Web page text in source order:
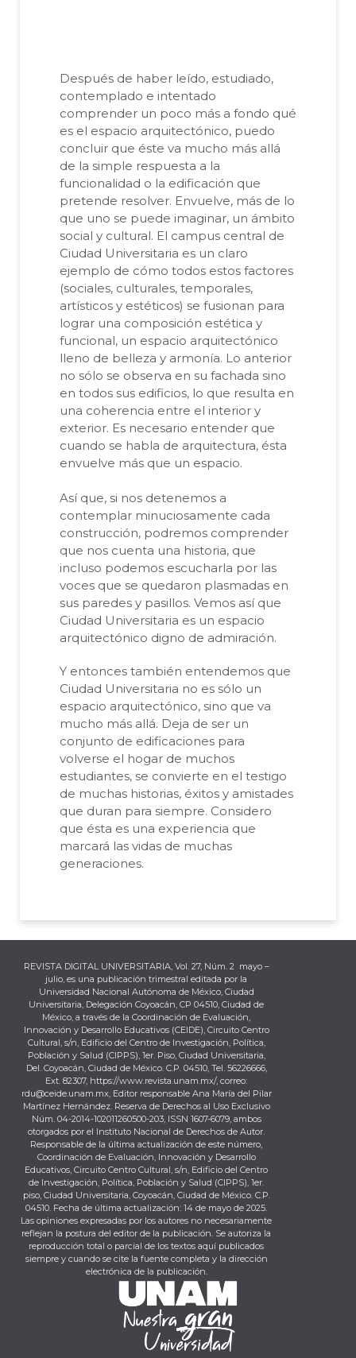
Después de haber leído, estudiado,
contemplado e intentado
comprender un poco más a fondo qué
es el espacio arquitectónico, puedo
concluir que éste va mucho más allá
de la simple respuesta a la
funcionalidad o la edificación que
pretende resolver. Envuelve, más de lo
que uno se puede imaginar, un ámbito
social y cultural. El campus central de
Ciudad Universitaria es un claro
ejemplo de cómo todos estos factores
(sociales, culturales, temporales,
artísticos y estéticos) se fusionan para
lograr una composición estética y
funcional, un espacio arquitectónico
lleno de belleza y armonía. Lo anterior
no sólo se observa en su fachada sino
en todos sus edificios, lo que resulta en
una coherencia entre el interior y
exterior. Es necesario entender que
cuando se habla de arquitectura, ésta
envuelve más que un espacio.
Así que, si nos detenemos a
contemplar minuciosamente cada
construcción, podremos comprender
que nos cuenta una historia, que
incluso podemos escucharla por las
voces que se quedaron plasmadas en
sus paredes y pasillos. Vemos así que
Ciudad Universitaria es un espacio
arquitectónico digno de admiración.
Y entonces también entendemos que
Ciudad Universitaria no es sólo un
espacio arquitectónico, sino que va
mucho más allá. Deja de ser un
conjunto de edificaciones para
volverse el hogar de muchos
estudiantes, se convierte en el testigo
de muchas historias, éxitos y amistades
que duran para siempre. Considero
que ésta es una experiencia que
marcará las vidas de muchas
generaciones.
REVISTA DIGITAL UNIVERSITARIA, Vol. 27, Núm. 2 mayo –
julio, es una publicación trimestral editada por la
Universidad Nacional Autónoma de México, Ciudad
Universitaria, Delegación Coyoacán, CP 04510, Ciudad de
México, a través de la Coordinación de Evaluación,
Innovación y Desarrollo Educativos (CEIDE), Circuito Centro
Cultural, s/n, Edificio del Centro de Investigación, Política,
Población y Salud (CIPPS), 1er. Piso, Ciudad Universitaria,
Del. Coyoacán, Ciudad de México. C.P. 04510, Tel. 56226666,
Ext. 82307, https://www.revista.unam.mx/, correo:
rdu@ceide.unam.mx, Editor responsable Ana María del Pilar
Martínez Hernández. Reserva de Derechos al Uso Exclusivo
Núm. 04-2014-102011260500-203, ISSN 1607-6079, ambos
otorgados por el Instituto Nacional de Derechos de Autor.
Responsable de la última actualización de este número,
Coordinación de Evaluación, Innovación y Desarrollo
Educativos, Circuito Centro Cultural, s/n, Edificio del Centro
de Investigación, Política, Población y Salud (CIPPS), 1er.
piso, Ciudad Universitaria, Coyoacán, Ciudad de México. C.P.
04510. Fecha de última actualización: 14 de mayo de 2025.
Las opiniones expresadas por los autores no necesariamente
reflejan la postura del editor de la publicación. Se autoriza la
reproducción total o parcial de los textos aquí publicados
siempre y cuando se cite la fuente completa y la dirección
electrónica de la publicación.